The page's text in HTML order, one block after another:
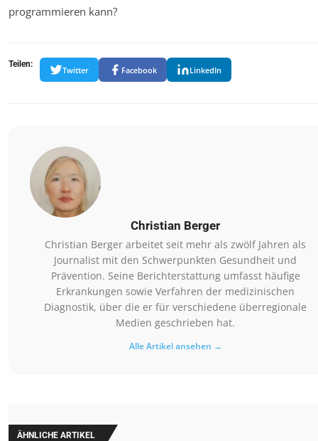
programmieren kann?
Teilen:
Twitter Facebook LinkedIn
Christian Berger
Christian Berger arbeitet seit mehr als zwölf Jahren als
Journalist mit den Schwerpunkten Gesundheit und
Prävention. Seine Berichterstattung umfasst häufige
Erkrankungen sowie Verfahren der medizinischen
Diagnostik, über die er für verschiedene überregionale
Medien geschrieben hat.
Alle Artikel ansehen →
ÄHNLICHE ARTIKEL